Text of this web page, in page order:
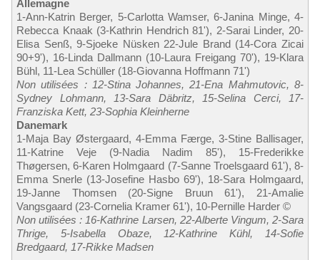
Allemagne
1-Ann-Katrin Berger, 5-Carlotta Wamser, 6-Janina Minge, 4-
Rebecca Knaak (3-Kathrin Hendrich 81'), 2-Sarai Linder, 20-
Elisa Senß, 9-Sjoeke Nüsken 22-Jule Brand (14-Cora Zicai
90+9'), 16-Linda Dallmann (10-Laura Freigang 70'), 19-Klara
Bühl, 11-Lea Schüller (18-Giovanna Hoffmann 71')
Non utilisées : 12-Stina Johannes, 21-Ena Mahmutovic, 8-
Sydney Lohmann, 13-Sara Däbritz, 15-Selina Cerci, 17-
Franziska Kett, 23-Sophia Kleinherne
Danemark
1-Maja Bay Østergaard, 4-Emma Færge, 3-Stine Ballisager,
11-Katrine Veje (9-Nadia Nadim 85'), 15-Frederikke
Thøgersen, 6-Karen Holmgaard (7-Sanne Troelsgaard 61'), 8-
Emma Snerle (13-Josefine Hasbo 69'), 18-Sara Holmgaard,
19-Janne Thomsen (20-Signe Bruun 61'), 21-Amalie
Vangsgaard (23-Cornelia Kramer 61'), 10-Pernille Harder ©
Non utilisées : 16-Kathrine Larsen, 22-Alberte Vingum, 2-Sara
Thrige, 5-Isabella Obaze, 12-Kathrine Kühl, 14-Sofie
Bredgaard, 17-Rikke Madsen